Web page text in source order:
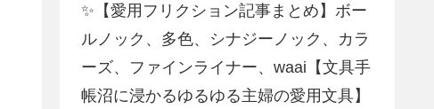
✨【愛用フリクション記事まとめ】ボー
ルノック、多色、シナジーノック、カラ
ーズ、ファインライナー、waai【文具手
帳沼に浸かるゆるゆる主婦の愛用文具】